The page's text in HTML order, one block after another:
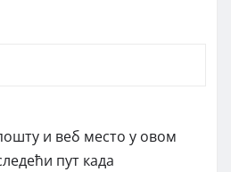
и веб место у овом
пут када